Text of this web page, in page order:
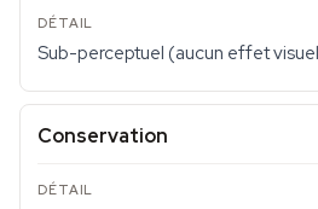
Sub-perceptuel (aucun effet
Conservation